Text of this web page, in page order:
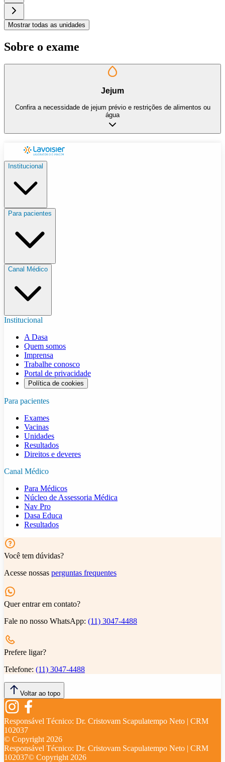
Mostrar todas as unidades
Sobre o exame
Jejum
Confira a necessidade de jejum prévio e restrições de alimentos ou
água
Institucional
Para pacientes
Canal Médico
Institucional
A Dasa
Quem somos
Imprensa
Trabalhe conosco
Portal de privacidade
Política de cookies
Para pacientes
Exames
Vacinas
Unidades
Resultados
Direitos e deveres
Canal Médico
Para Médicos
Núcleo de Assessoria Médica
Nav Pro
Dasa Educa
Resultados
Você tem dúvidas?
Acesse nossas perguntas frequentes
Quer entrar em contato?
Fale no nosso WhatsApp: (11) 3047-4488
Prefere ligar?
Telefone: (11) 3047-4488
Voltar ao topo
Responsável Técnico: Dr. Cristovam Scapulatempo Neto | CRM
102037
© Copyright2026
Responsável Técnico: Dr. Cristovam Scapulatempo Neto | CRM
102037© Copyright2026